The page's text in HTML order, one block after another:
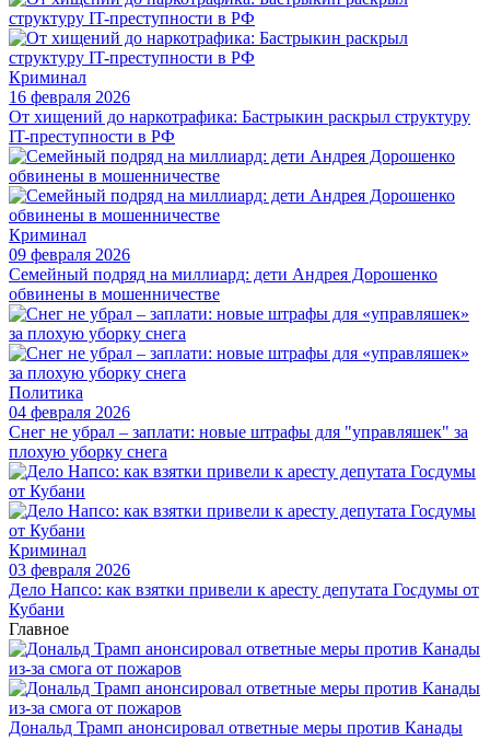
Криминал
16 февраля 2026
От хищений до наркотрафика: Бастрыкин раскрыл структуру
IT-преступности в РФ
Криминал
09 февраля 2026
Семейный подряд на миллиард: дети Андрея Дорошенко
обвинены в мошенничестве
Политика
04 февраля 2026
Снег не убрал – заплати: новые штрафы для "управляшек" за
плохую уборку снега
Криминал
03 февраля 2026
Дело Напсо: как взятки привели к аресту депутата Госдумы от
Кубани
Главное
Дональд Трамп анонсировал ответные меры против Канады